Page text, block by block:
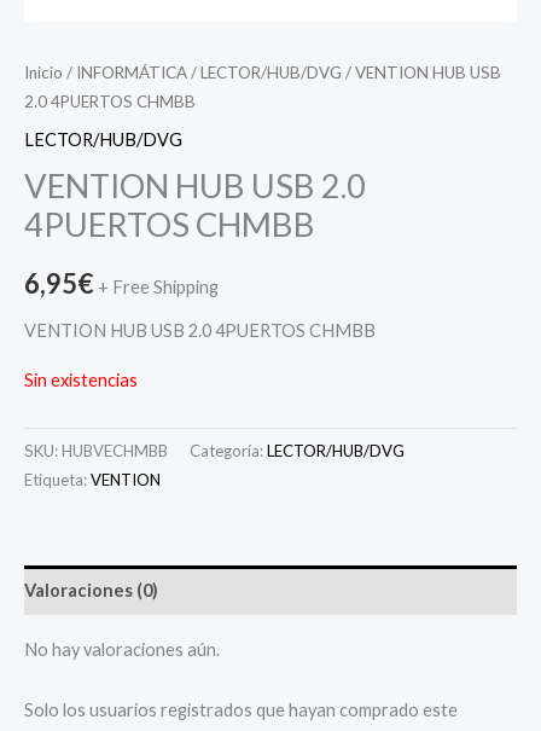
Inicio / INFORMÁTICA/LECTOR/HUB/DVG / VENTION HUB USB
2.0 4PUERTOS CHMBB
LECTOR/HUB/DVG
VENTION HUB USB 2.0
4PUERTOS CHMBB
6,95€ + Free Shipping
VENTION HUB USB 2.0 4PUERTOS CHMBB
Sin existencias
SKU: HUBVECHMBB Categoría:LECTOR/HUB/DVG
Etiqueta:VENTION
Valoraciones (0)
No hay valoraciones aún.
Solo los usuarios registrados que hayan comprado este